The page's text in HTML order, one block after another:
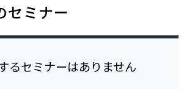
セミナー
るセミナーはありません